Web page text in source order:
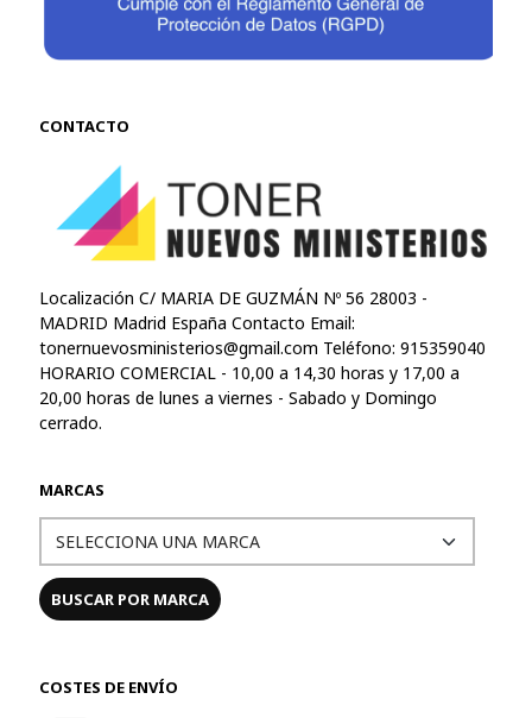
CONTACTO
Localización C/ MARIA DE GUZMÁN Nº 56 28003 -
MADRID Madrid España Contacto Email:
tonernuevosministerios@gmail.com Teléfono: 915359040
HORARIO COMERCIAL - 10,00 a 14,30 horas y 17,00 a
20,00 horas de lunes a viernes - Sabado y Domingo
cerrado.
MARCAS
COSTES DE ENVÍO